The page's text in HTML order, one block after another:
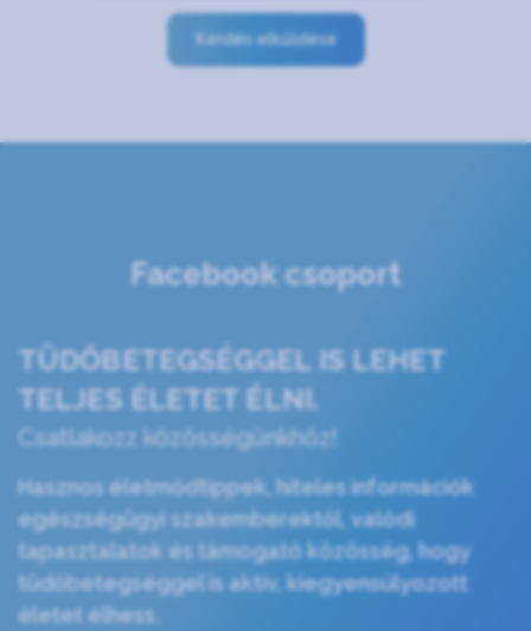
Kérdés elküldése
Facebook csoport
TÜDŐBETEGSÉGGEL IS LEHET
TELJES ÉLETET ÉLNI.
Csatlakozz közösségünkhöz!
Hasznos életmódtippek, hiteles információk
egészségügyi szakemberektől, valódi
tapasztalatok és támogató közösség, hogy
tüdőbetegséggel is aktív, kiegyensúlyozott
életet élhess.